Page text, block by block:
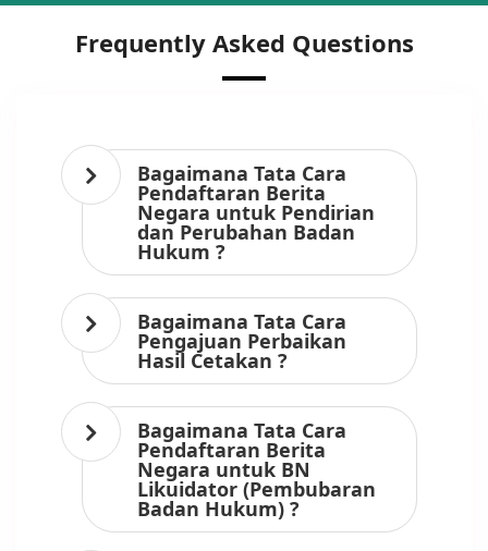
Frequently Asked Questions
Bagaimana Tata Cara
Pendaftaran Berita
Negara untuk Pendirian
dan Perubahan Badan
Hukum ?
Bagaimana Tata Cara
Pengajuan Perbaikan
Hasil Cetakan ?
Bagaimana Tata Cara
Pendaftaran Berita
Negara untuk BN
Likuidator (Pembubaran
Badan Hukum) ?